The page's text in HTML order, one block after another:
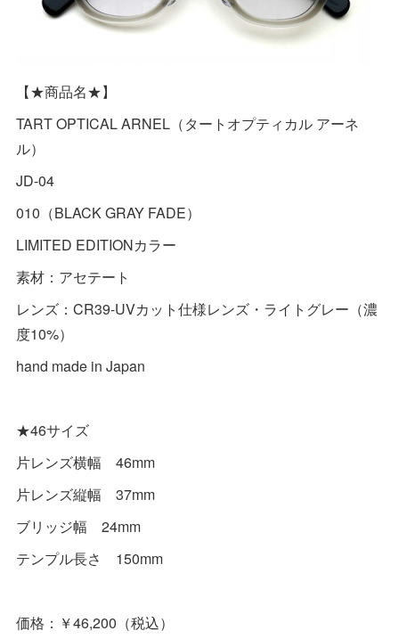
【★商品名★】
TART OPTICAL ARNEL（タートオプティカル アーネ
ル）
JD-04
010（BLACK GRAY FADE）
LIMITED EDITIONカラー
素材：アセテート
レンズ：CR39-UVカット仕様レンズ・ライトグレー（濃
度10%）
hand made in Japan
★46サイズ
片レンズ横幅 46mm
片レンズ縦幅 37mm
ブリッジ幅 24mm
テンプル長さ 150mm
価格：￥46,200（税込）